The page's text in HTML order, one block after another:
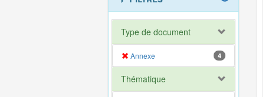
Type de document
Annexe 4
Thématique